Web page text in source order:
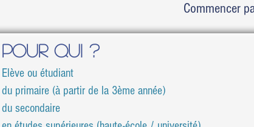
Commencer
Pour qui ?
Elève ou étudiant
du primaire (à partir de la 3ème année)
du secondaire